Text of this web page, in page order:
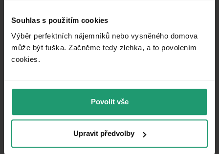
Souhlas s použitím cookies
Výběr perfektních nájemníků nebo vysněného domova
může být fuška. Začněme tedy zlehka, a to povolením
cookies.​
Povolit vše
Upravit předvolby
PRENÁJOM REKREAČNÉHO OBJEKTU
Janské Lázně - Janské Lázně, Královéhradecký kraj
0
PRENÁJOM REKREAČNÉHO OBJEKTU